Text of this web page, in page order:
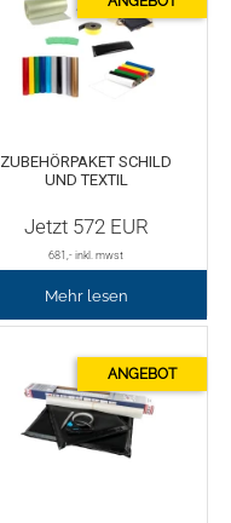
ZUBEHÖRPAKET SCHILD
UND TEXTIL
Jetzt 572EUR
681,- inkl. mwst
Mehr lesen